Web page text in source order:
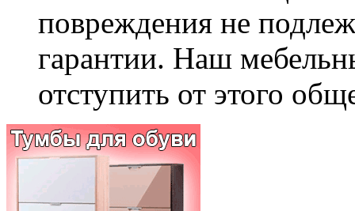
повреждения не
гарантии. Наш
отступить от этого